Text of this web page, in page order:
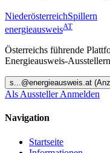
NiederösterreichSpillern
energieausweisAT
Österreichs führende
Energieausweis-
s...@energieausweis.at
Als Aussteller Anmelden
Navigation
Startseite